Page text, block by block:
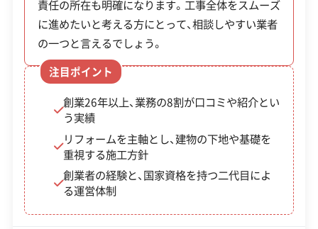
リーンセンター）」に運び込みます。
一方で、コンクリートガラや廃プラスチックなどの
産業廃棄物は、近隣の民間の中間処理施設や最終処
分場へ運ぶ必要があります。
明和町は東北自動車道の館林ICに近く、埼玉県側へ
のアクセスも良好です。そのため、群馬県内だけで
なく埼玉県北部の処分場も選択肢に入ります。廃棄
物の種類ごとに費用を比べ、最も効率的な処理ルー
東京都知事：第01300076567号
埼玉県知事：第01104076567号
千葉県知事：第01200076567号
福島県知事：第00707076567号
新潟県知事：第01509076567号
静岡県知事：第02201076567号
この解体業者の特徴
企業経
験・規模
中間処理場保有
県外出張
解体工事業登録
産業廃棄物収集運搬業許可
産業廃棄物処分業許可
策・リス
で、調査から解体まで一貫して依頼できる体制が整
っています。
責任の所在も明確になります。工事全体をスムーズ
に進めたいと考える方にとって、相談しやすい業者
の一つと言えるでしょう。
注目ポイント
創業26年以上、業務の8割が口コミや紹介とい
う実績
リフォームを主軸とし、建物の下地や基礎を
重視する施工方針
創業者の経験と、国家資格を持つ二代目によ
る運営体制